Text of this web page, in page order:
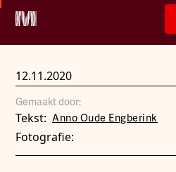
12.11.2020
Gemaakt door:
Tekst: Anno Oude Engberink
Fotografie: